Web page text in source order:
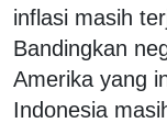
inflasi masih
Bandingkan
Amerika yang
Indonesia